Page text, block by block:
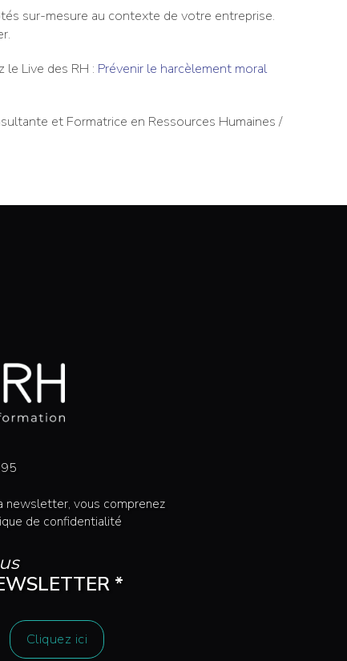
sur-mesure au contexte de votre entreprise.
le Live des RH : Prévenir le harcèlement moral
et Formatrice en Ressources Humaines /
newsletter, vous comprenez
de confidentialité
*
Cliquez ici